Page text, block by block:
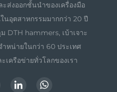
ส่งออกชั้นนำของเครื่องมือ
นอุตสาหกรรมมากกว่า 20 ปี
DTH hammers, เบ้าเจาะ
หน่ายในกว่า 60 ประเทศ
ครือข่ายทั่วโลกของเรา